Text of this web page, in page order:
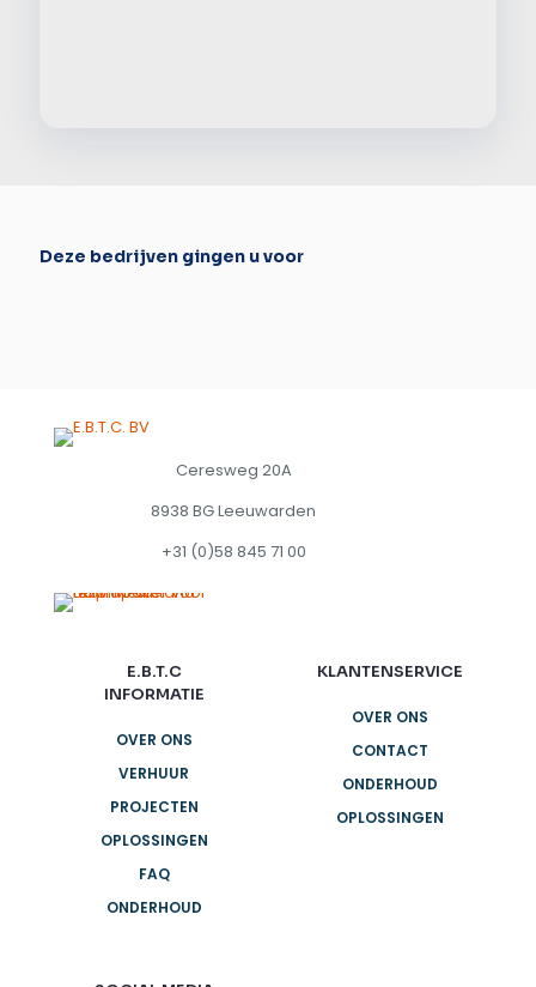
Deze bedrijven gingen u voor
Ceresweg 20A
8938 BG Leeuwarden
+31 (0)58 845 71 00
E.B.T.C
INFORMATIE
OVER ONS
VERHUUR
PROJECTEN
OPLOSSINGEN
FAQ
ONDERHOUD
KLANTENSERVICE
OVER ONS
CONTACT
ONDERHOUD
OPLOSSINGEN